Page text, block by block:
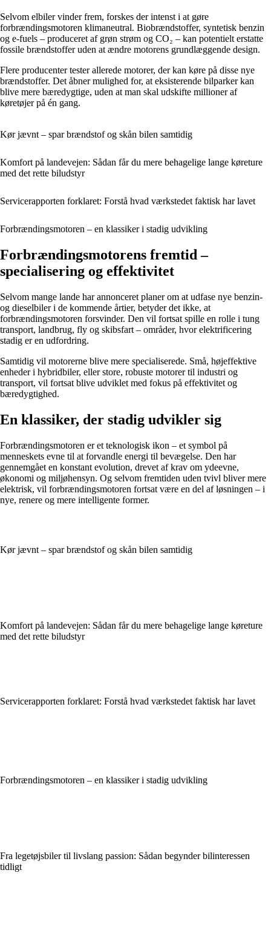
Selvom elbiler vinder frem, forskes der intenst i at gøre
forbrændingsmotoren klimaneutral. Biobrændstoffer, syntetisk benzin
og e-fuels – produceret af grøn strøm og CO₂ – kan potentielt erstatte
fossile brændstoffer uden at ændre motorens grundlæggende design.
Flere producenter tester allerede motorer, der kan køre på disse nye
brændstoffer. Det åbner mulighed for, at eksisterende bilparker kan
blive mere bæredygtige, uden at man skal udskifte millioner af
køretøjer på én gang.
Kør jævnt – spar brændstof og skån bilen samtidig
Komfort på landevejen: Sådan får du mere behagelige lange køreture
med det rette biludstyr
Servicerapporten forklaret: Forstå hvad værkstedet faktisk har lavet
Forbrændingsmotoren – en klassiker i stadig udvikling
Forbrændingsmotorens fremtid –
specialisering og effektivitet
Selvom mange lande har annonceret planer om at udfase nye benzin-
og dieselbiler i de kommende årtier, betyder det ikke, at
forbrændingsmotoren forsvinder. Den vil fortsat spille en rolle i tung
transport, landbrug, fly og skibsfart – områder, hvor elektrificering
stadig er en udfordring.
Samtidig vil motorerne blive mere specialiserede. Små, højeffektive
enheder i hybridbiler, eller store, robuste motorer til industri og
transport, vil fortsat blive udviklet med fokus på effektivitet og
bæredygtighed.
En klassiker, der stadig udvikler sig
Forbrændingsmotoren er et teknologisk ikon – et symbol på
menneskets evne til at forvandle energi til bevægelse. Den har
gennemgået en konstant evolution, drevet af krav om ydeevne,
økonomi og miljøhensyn. Og selvom fremtiden uden tvivl bliver mere
elektrisk, vil forbrændingsmotoren fortsat være en del af løsningen – i
nye, renere og mere intelligente former.
Kør jævnt – spar brændstof og skån bilen samtidig
Komfort på landevejen: Sådan får du mere behagelige lange køreture
med det rette biludstyr
Servicerapporten forklaret: Forstå hvad værkstedet faktisk har lavet
Forbrændingsmotoren – en klassiker i stadig udvikling
Fra legetøjsbiler til livslang passion: Sådan begynder bilinteressen
tidligt